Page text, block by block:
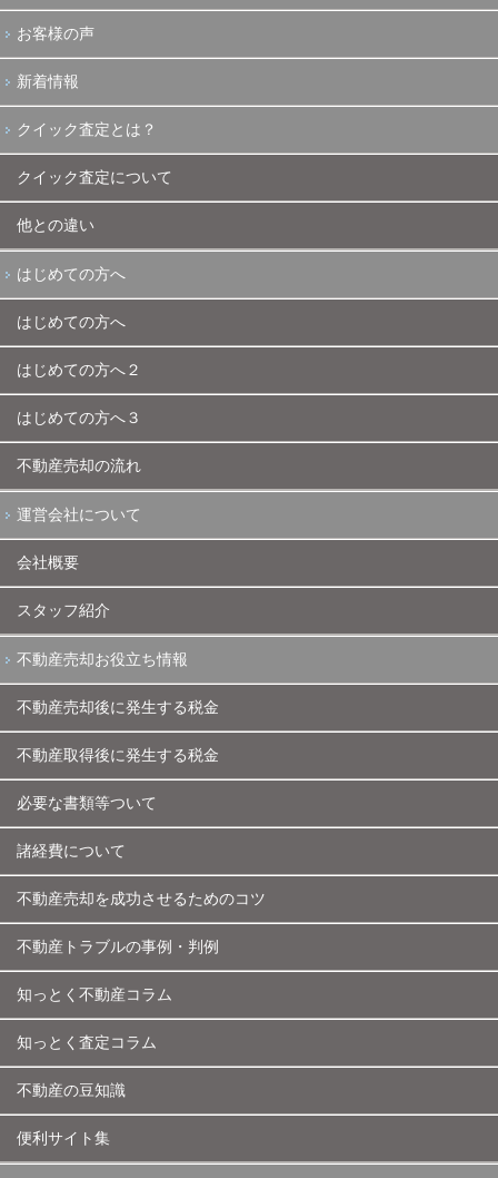
お客様の声
新着情報
クイック査定とは？
クイック査定について
他との違い
はじめての方へ
はじめての方へ
はじめての方へ２
はじめての方へ３
不動産売却の流れ
運営会社について
会社概要
スタッフ紹介
不動産売却お役立ち情報
不動産売却後に発生する税金
不動産取得後に発生する税金
必要な書類等ついて
諸経費について
不動産売却を成功させるためのコツ
不動産トラブルの事例・判例
知っとく不動産コラム
知っとく査定コラム
不動産の豆知識
便利サイト集